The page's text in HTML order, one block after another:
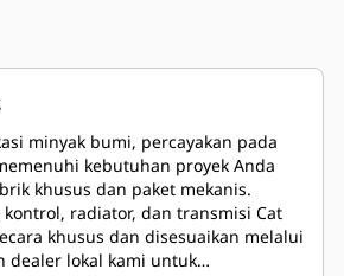
minyak bumi, percayakan pada
kebutuhan proyek Anda
khusus dan paket mekanis.
kontrol, radiator, dan transmisi Cat
khusus dan disesuaikan melalui
dealer lokal kami untuk